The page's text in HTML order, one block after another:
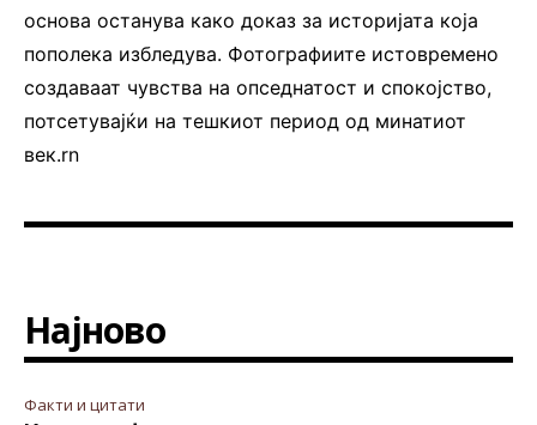
основа останува како доказ за историјата која
пополека избледува. Фотографиите истовремено
создаваат чувства на опседнатост и спокојство,
потсетувајќи на тешкиот период од минатиот
век.rn
Најново
Факти и цитати